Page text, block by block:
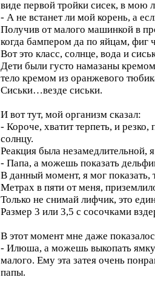
виде первой тройки сисек, в мою
- А не встанет ли мой корень, а
Получив от малого машинкой в
когда бампером да по яйцам, фиг
Вот это класс, солнце, вода и
Дети были густо намазаны
тело кремом из оранжевого
Сиськи…везде сиськи.
И вот тут, мой организм сказал:
- Короче, хватит терпеть, и
солнцу.
Реакция была незамедлительной,
- Папа, а можешь показать
В данный момент, я мог показать,
Метрах в пяти от меня,
Только не снимай лифчик, это
Размер 3 или 3,5 с сосочками
В этот момент мне даже
- Илюша, а можешь выкопать ямку
малого. Ему эта затея очень
папы.